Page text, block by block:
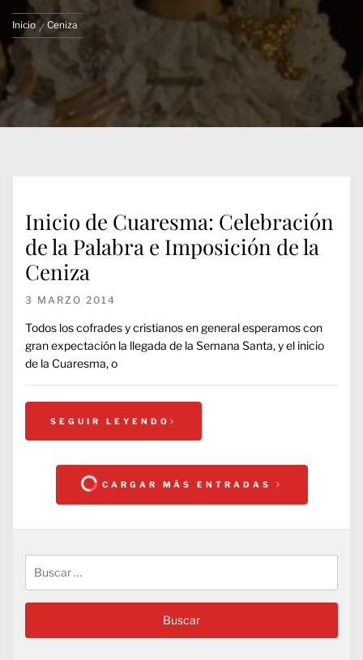
Inicio Ceniza
Inicio de Cuaresma: Celebración
de la Palabra e Imposición de la
Ceniza
3 MARZO 2014
Todos los cofrades y cristianos en general esperamos con
gran expectación la llegada de la Semana Santa, y el inicio
de la Cuaresma, o
SEGUIR LEYENDO
CARGAR MÁS ENTRADAS